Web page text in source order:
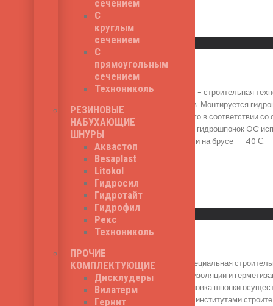
сечением
С
круглым
сечением
С
прямоугольным
сечением
Технониколь
РЕЗИНОВЫЕ
НАБУХАЮЩИЕ
ШНУРЫ
Аквастоп
Besaplast
Litokol
Гидросил
Гидротайт
Гидрофил
Рекс
Технониколь
ПРОЧИЕ
КОМПЛЕКТУЮЩИЕ
Дисклудеры
Вилатерм
Гернит
Read More
Быстрый просмотр
Litaproof OC-320/35
Litaproof OC-320/35 - строительная
технологических швов. Монтируется
осуществляется строго в соответствии
территории РФ. Серия гидрошпонок OC
температура хрупкости на брусе - -40 С.
910₽
Read More
Быстрый просмотр
Litaproof IC-320 - специальная
несет функцию гидроизоляции и
бетонных работ. Установка шпонки
утвержденного всеми институтами